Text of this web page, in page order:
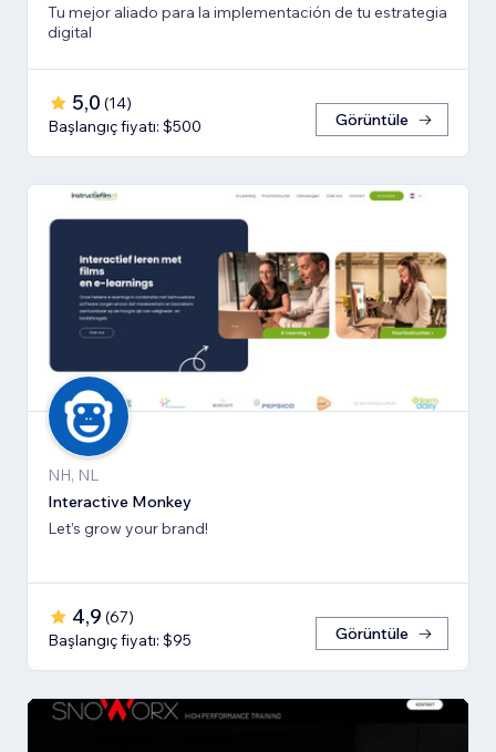
Tu mejor aliado para la implementación de tu estrategia
digital
5,0 (14)
Başlangıç fiyatı: $500
Görüntüle
NH, NL
Interactive Monkey
Let’s grow your brand!
4,9 (67)
Başlangıç fiyatı: $95
Görüntüle